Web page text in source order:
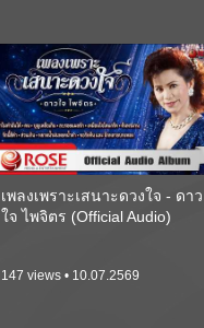
เพลงเพราะเสนาะดวงใจ - ดาว
ใจ ไพจิตร (Official Audio)
147 views • 10.07.2569